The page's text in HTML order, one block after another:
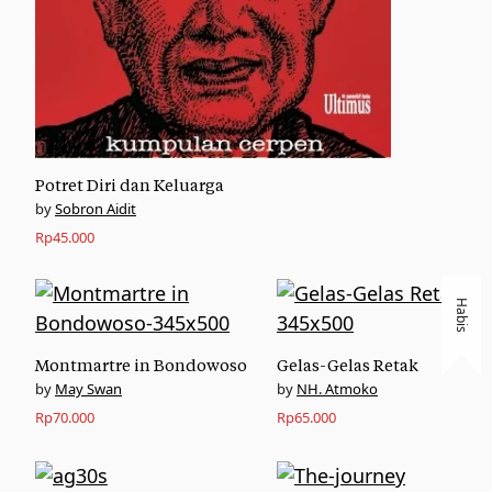
Potret Diri dan Keluarga
Sobron Aidit
Rp45.000
Montmartre in Bondowoso
May Swan
Rp70.000
Habis
Gelas-Gelas Retak
NH. Atmoko
Rp65.000